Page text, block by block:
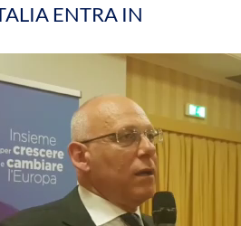
ENTRA IN